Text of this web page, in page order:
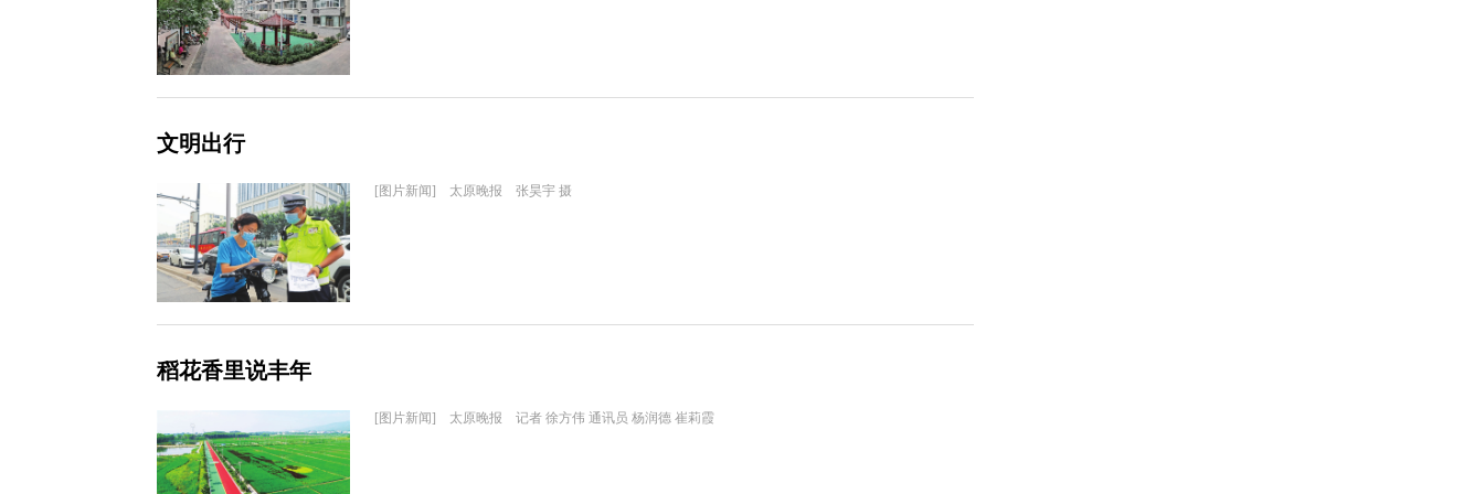
文明出行
[图片新闻] 太原晚报 张昊宇 摄
稻花香里说丰年
[图片新闻] 太原晚报 记者 徐方伟 通讯员 杨润德 崔莉霞